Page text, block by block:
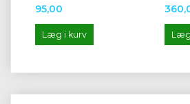
95,00
Læg i kurv